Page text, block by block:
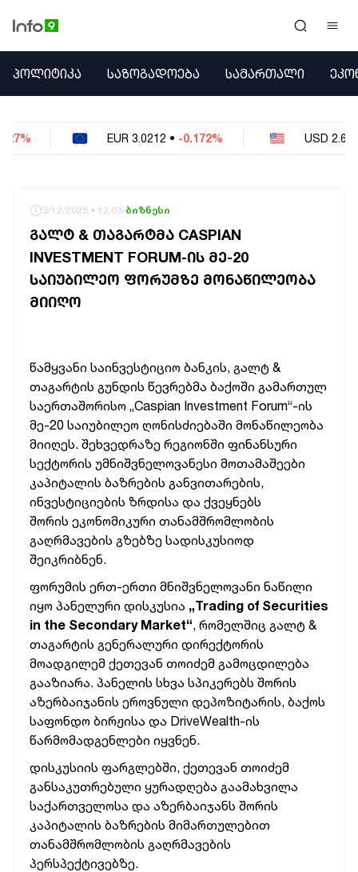
ᲞᲝᲚᲘᲢᲘᲙᲐ
ᲔᲙᲝᲜᲝᲛᲘᲙᲐ
ᲣᲪᲮᲝᲔᲗᲘ
ᲐᲛᲘᲜᲓᲘ
ᲡᲐᲛᲮᲔᲓᲠᲝ
ᲠᲔᲒᲘᲝᲜᲘ
ᲞᲝᲚᲘᲢᲘᲙᲐ ᲡᲐᲖᲝᲒᲐᲓᲝᲔᲑᲐ ᲡᲐᲛᲐᲠᲗᲐᲚᲘ
3.0212 -0.172% USD 2.621 -0.05%
3/12/2025 • 12:03 ბიზნესი
ᲒᲐᲚᲢ & ᲗᲐᲒᲐᲠᲢᲛᲐ CASPIAN
INVESTMENT FORUM-ᲘᲡ ᲛᲔ-20
ᲡᲐᲘᲣᲑᲘᲚᲔᲝ ᲤᲝᲠᲣᲛᲖᲔ ᲛᲝᲜᲐᲬᲘᲚᲔᲝᲑᲐ
ᲛᲘᲘᲦᲝ
წამყვანი საინვესტიციო ბანკის, გალტ &
თაგარტის გუნდის წევრებმა ბაქოში გამართულ
საერთაშორისო „Caspian Investment Forum“-ის
მე-20 საიუბილეო ღონისძიებაში მონაწილეობა
მიიღეს. შეხვედრაზე რეგიონში ფინანსური
სექტორის უმნიშვნელოვანესი მოთამაშეები
კაპიტალის ბაზრების განვითარების,
ინვესტიციების ზრდისა და ქვეყნებს
შორის ეკონომიკური თანამშრომლობის
გაღრმავების გზებზე სადისკუსიოდ
შეიკრიბნენ.
ფორუმის ერთ-ერთი მნიშვნელოვანი ნაწილი
იყო პანელური დისკუსია „Trading of Securities
in the Secondary Market“, რომელშიც გალტ &
თაგარტის გენერალური დირექტორის
მოადგილემ ქეთევან თოიძემ გამოცდილება
გააზიარა. პანელის სხვა სპიკერებს შორის
აზერბაიჯანის ეროვნული დეპოზიტარის, ბაქოს
საფონდო ბირჟისა და DriveWealth-ის
წარმომადგენლები იყვნენ.
დისკუსიის ფარგლებში, ქეთევან თოიძემ
განსაკუთრებული ყურადღება გაამახვილა
საქართველოსა და აზერბაიჯანს შორის
კაპიტალის ბაზრების მიმართულებით
თანამშრომლობის გაღრმავების
პერსპექტივებზე.